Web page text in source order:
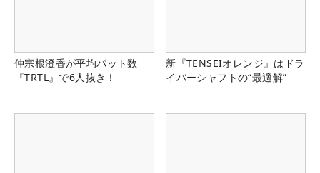
仲宗根澄香が平均パット数
『TRTL』で6人抜き！
新『TENSEIオレンジ』はドラ
イバーシャフトの“最適解”